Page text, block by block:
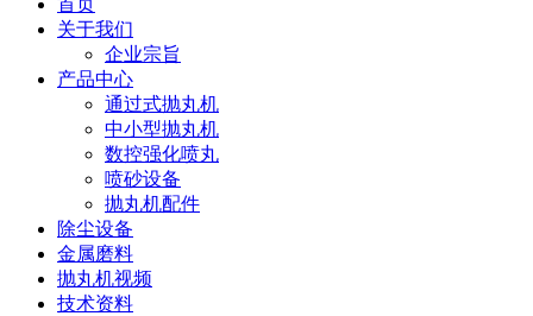
关于我们
企业宗旨
产品中心
通过式抛丸机
中小型抛丸机
数控强化喷丸
喷砂设备
抛丸机配件
除尘设备
金属磨料
抛丸机视频
技术资料